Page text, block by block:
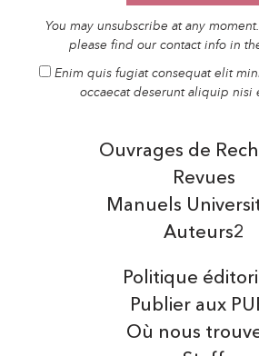
You may unsubscribe at any
please find our contact info in
Enim quis fugiat consequat elit
occaecat deserunt aliquip nisi
Auteurs2
Manuels
Ouvrages de
Revues
Politique
Publier aux
Où nous